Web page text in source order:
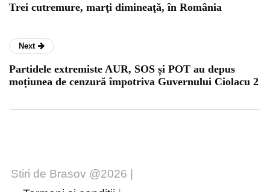
Trei cutremure, marţi dimineaţă, în România
Next
Partidele extremiste AUR, SOS și POT au depus
moțiunea de cenzură împotriva Guvernului Ciolacu 2
Stiri de Brasov @2026 |